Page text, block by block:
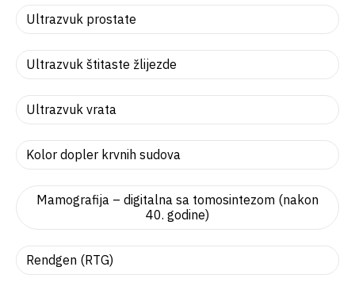
Ultrazvuk prostate
Ultrazvuk štitaste žlijezde
Ultrazvuk vrata
Kolor dopler krvnih sudova
Mamografija – digitalna sa tomosintezom (nakon
40. godine)
Rendgen (RTG)